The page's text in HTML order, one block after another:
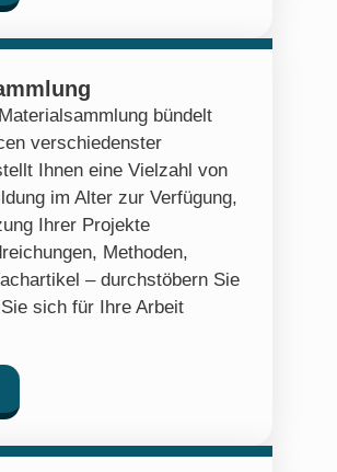
bündelt
verschiedenster
Ihnen eine Vielzahl von
im Alter zur Verfügung,
Ihrer Projekte
Methoden,
– durchstöbern Sie
sich für Ihre Arbeit